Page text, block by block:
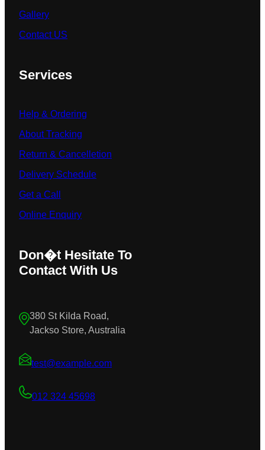
Gallery
Contact US
Services
Help & Ordering
About Tracking
Return & Cancelletion
Delivery Schedule
Get a Call
Online Enquiry
Don�t Hesitate To
Contact With Us
380 St Kilda Road,
Jackso Store, Australia
test@example.com
012 324 45698